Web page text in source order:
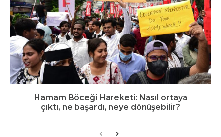
Hamam Böceği Hareketi: Nasıl ortaya
çıktı, ne başardı, neye dönüşebilir?